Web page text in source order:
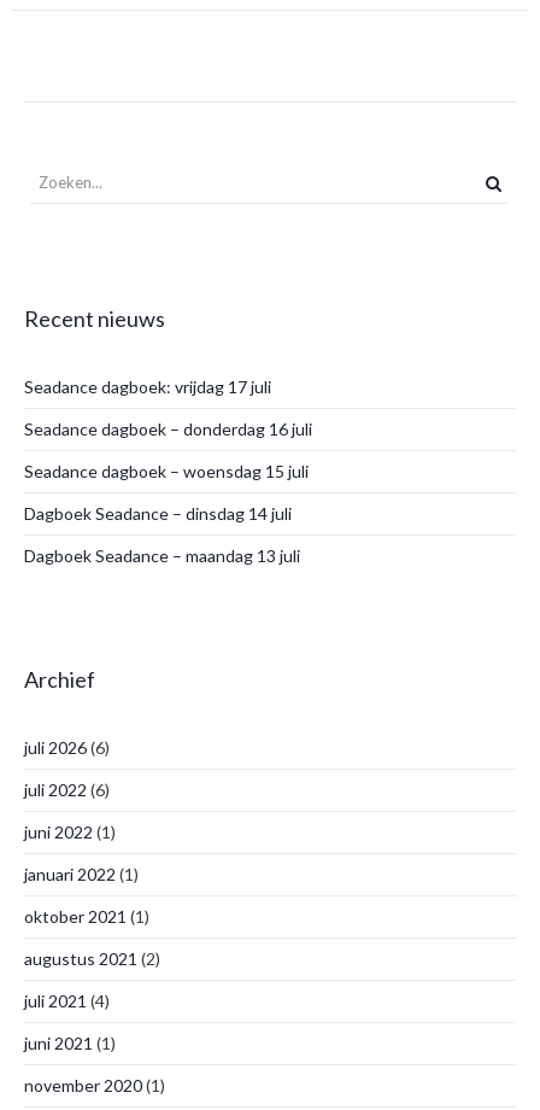
Recent nieuws
Seadance dagboek: vrijdag 17 juli
Seadance dagboek – donderdag 16 juli
Seadance dagboek – woensdag 15 juli
Dagboek Seadance – dinsdag 14 juli
Dagboek Seadance – maandag 13 juli
Archief
juli 2026(6)
juli 2022 (6)
juni 2022 (1)
januari 2022 (1)
oktober 2021 (1)
augustus 2021 (2)
juli 2021 (4)
juni 2021 (1)
november 2020(1)